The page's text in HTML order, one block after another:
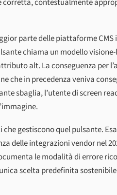
parte delle piattaforme CMS
chiama un modello
alt. La conseguenza per
che in precedenza veniva
sbaglia, l’utente di screen
gestiscono quel pulsante.
delle integrazioni vendor nel
le modalità di errore
scelta predefinita